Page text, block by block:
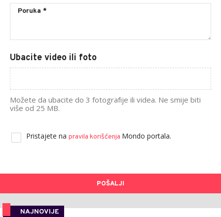
Ubacite video ili foto
Možete da ubacite do 3 fotografije ili videa. Ne smije biti
više od 25 MB.
Pristajete na pravila korišćenja Mondo portala.
POŠALJI
NAJNOVIJE